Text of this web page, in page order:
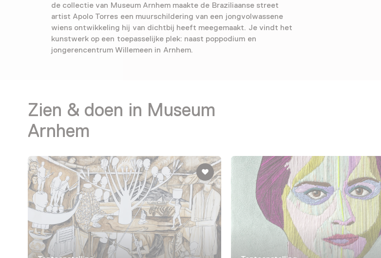
de collectie van Museum Arnhem maakte de Braziliaanse street
artist Apolo Torres een muurschildering van een jongvolwassene
wiens ontwikkeling hij van dichtbij heeft meegemaakt. Je vindt het
kunstwerk op een toepasselijke plek: naast poppodium en
jongerencentrum Willemeen in Arnhem.
Zien & doen in Museum
Arnhem